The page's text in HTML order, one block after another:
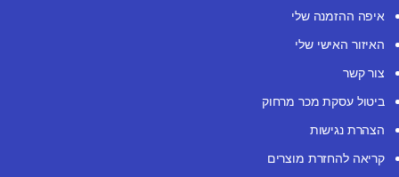
איפה ההזמנה שלי
האיזור האישי שלי
צור קשר
ביטול עסקת מכר מרחוק
הצהרת נגישות
קריאה להחזרת מוצרים